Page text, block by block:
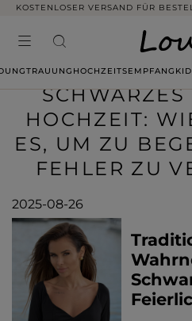
14 TAGE RÜCKGABE OHNE
TRAUUNG HOCHZEITSEMPFANG
HOCHZEIT:
ES, UM ZU
FEHLER ZU
2025-08-26